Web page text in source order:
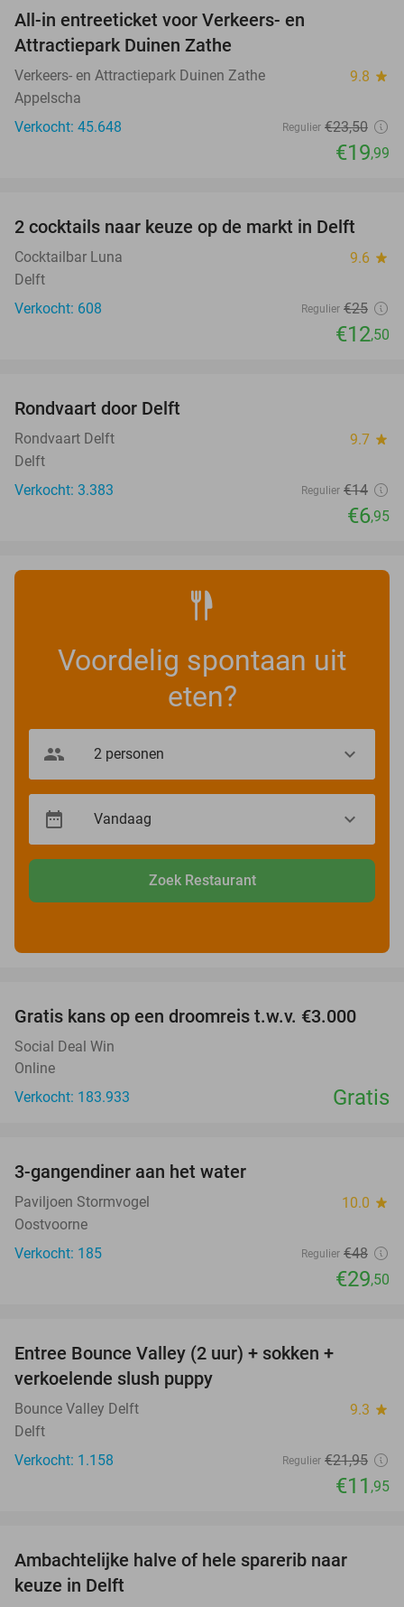
All-in entreeticket voor Verkeers- en
Attractiepark Duinen Zathe
Verkeers- en Attractiepark Duinen Zathe 9.8 star
Appelscha
Verkocht: 45.648
Regulier €23,50
€19,99
50%
2 cocktails naar keuze op de markt in Delft
Cocktailbar Luna 9.6 star
Delft
Verkocht: 608
Regulier €25
€12,50
Rondvaart door Delft
Rondvaart Delft 9.7 star
Delft
Verkocht: 3.383
Regulier €14
€6,95
Voordelig spontaan uit
eten?
Zoek Restaurant
Gratis kans op een droomreis t.w.v. €3.000
Social Deal Win
Online
Verkocht: 183.933
Gratis
3-gangendiner aan het water
Paviljoen Stormvogel 10.0 star
Oostvoorne
Verkocht: 185
Regulier €48
€29,50
Entree Bounce Valley (2 uur) + sokken +
verkoelende slush puppy
Bounce Valley Delft 9.3 star
Delft
Verkocht: 1.158
Regulier €21,95
€11 ,95
Ambachtelijke halve of hele sparerib naar
keuze in Delft